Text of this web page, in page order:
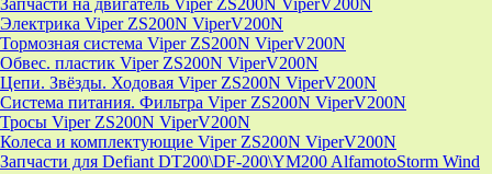
Запчасти на двигатель Viper ZS200N ViperV200N
Электрика Viper ZS200N ViperV200N
Тормозная система Viper ZS200N ViperV200N
Обвес. пластик Viper ZS200N ViperV200N
Цепи. Звёзды. Ходовая Viper ZS200N ViperV200N
Система питания. Фильтра Viper ZS200N ViperV200N
Тросы Viper ZS200N ViperV200N
Колеса и комплектующие Viper ZS200N ViperV200N
Запчасти для Defiant DT200\DF-200\YM200 AlfamotoStorm Wind